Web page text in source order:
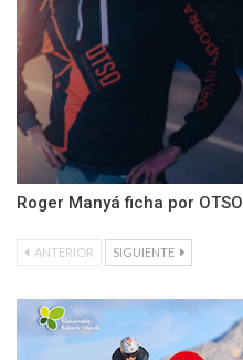
Roger Manyá ficha por OTSO
ANTERIOR SIGUIENTE